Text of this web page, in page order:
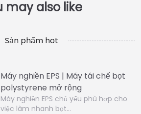
Sản phẩm hot
Máy nghiền EPS | Máy tái chế bọt
polystyrene mở rộng
Máy nghiền EPS chủ yếu phù hợp cho
việc làm nhanh bọt…